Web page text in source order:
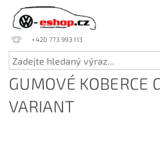
+420 773 993 113
GUMOVÉ KOBERCE
VARIANT